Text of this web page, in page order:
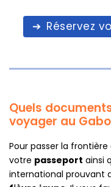
Réservez
Quels
voyager au
Pour passer la
votre passeport ainsi
international prouvant